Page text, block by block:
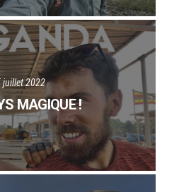
juillet 2022
MAGIQUE !